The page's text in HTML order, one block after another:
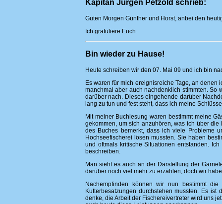
Kapitän Jürgen Petzold schrieb:
Guten Morgen Günther und Horst, anbei den
Ich gratuliere Euch.
Bin wieder zu Hause!
Heute schreiben wir den 07. Mai 09 und ich bin
Es waren für mich ereignisreiche Tage, an
manchmal aber auch nachdenklich stimmten. So
darüber nach. Dieses eingehende darüber
lang zu tun und fest steht, dass ich meine
Mit meiner Buchlesung waren bestimmt meine
gekommen, um sich anzuhören, was ich über
des Buches bemerkt, dass ich viele Probleme
Hochseefischerei lösen mussten. Sie haben
und oftmals kritische Situationen entstanden.
beschreiben.
Man sieht es auch an der Darstellung der
darüber noch viel mehr zu erzählen, doch wir
Nachempfinden können wir nun bestimmt
Kutterbesatzungen durchstehen mussten. Es
denke, die Arbeit der Fischereivertreter wird uns